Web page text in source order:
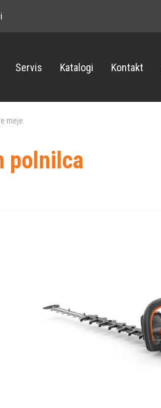
Servis Katalogi Kontakt
meje
polnilca